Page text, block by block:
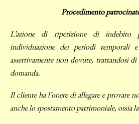
Procedimento
L’azione di ripetizione di indebito
individuazione dei periodi temporali
assertivamente non dovute, trattandosi
domanda.
Il cliente ha l’onere di allegare e provare
anche lo spostamento patrimoniale, ossia